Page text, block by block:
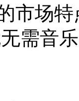
市场
需音